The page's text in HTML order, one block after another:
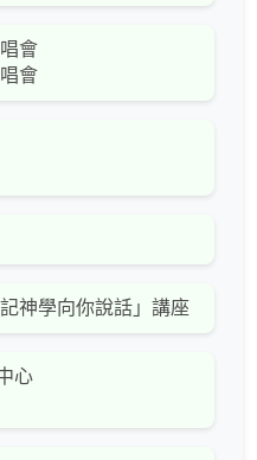
會
會
神學向你說話」講座
心